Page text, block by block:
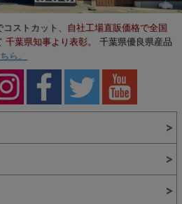
ストカット、 自社工場直販価格で全国
千葉県知事より表彰。
千葉県優良県産品
ら。